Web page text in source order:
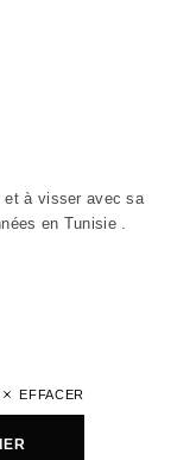
et à visser avec sa
en Tunisie .
EFFACER